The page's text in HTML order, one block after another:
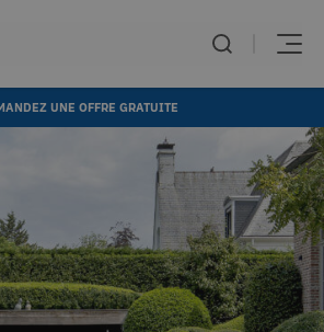
UNE OFFRE GRATUITE